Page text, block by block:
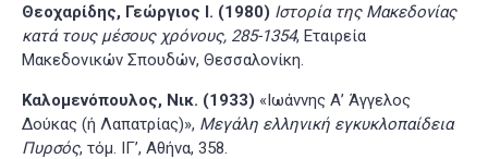
Θεοχαρίδης, Γεώργιος Ι. (1980) Ιστορία της Μακεδονίας
κατά τους μέσους χρόνους, 285-1354, Εταιρεία
Μακεδονικών Σπουδών, Θεσσαλονίκη.
Καλομενόπουλος, Νικ. (1933) «Ιωάννης Α’ Άγγελος
Δούκας (ή Λαπατρίας)», Μεγάλη ελληνική εγκυκλοπαίδεια
Πυρσός, τόμ. ΙΓ’, Αθήνα, 358.